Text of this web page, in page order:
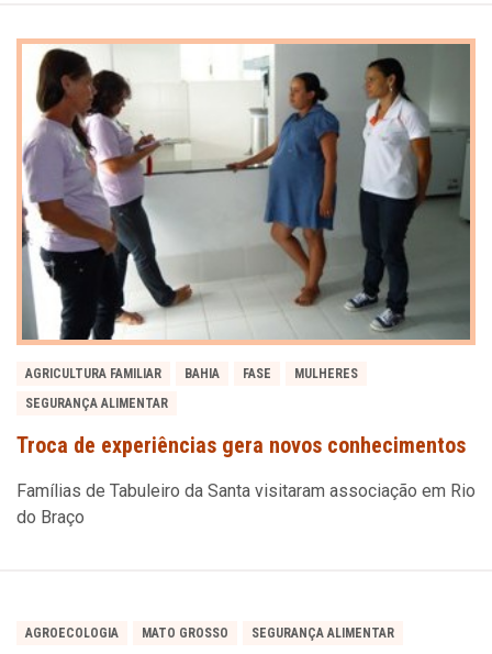
AGRICULTURA FAMILIAR BAHIA FASE
MULHERES
SEGURANÇA ALIMENTAR
Troca de experiências gera novos conhecimentos
Famílias de Tabuleiro da Santa visitaram associação em Rio
do Braço
AGROECOLOGIA MATO GROSSO SEGURANÇA ALIMENTAR